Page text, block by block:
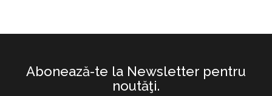
Abonează-te la Newsletter pentru
noutăţi.